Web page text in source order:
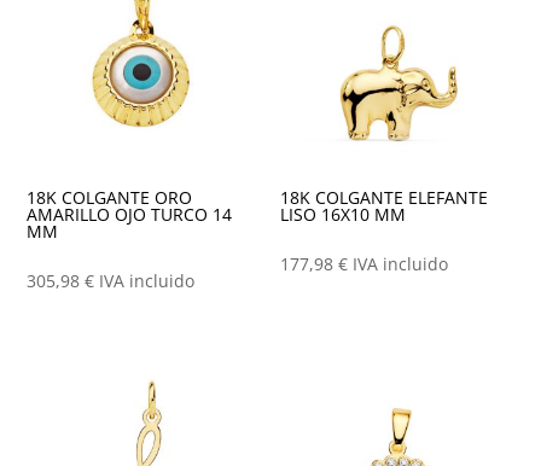
18K COLGANTE ORO
AMARILLO OJO TURCO 14
MM
305,98€ IVA incluido
18K COLGANTE ELEFANTE
LISO 16X10 MM
177,98€ IVA incluido